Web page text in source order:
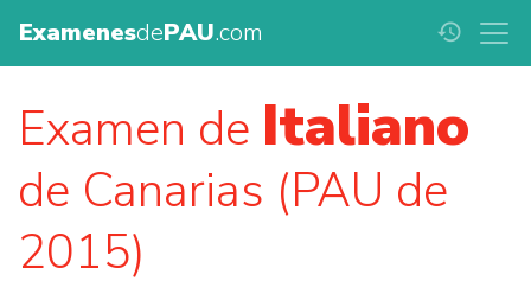
ExamenesdePAU.com history
Examen de Italiano
de Canarias (PAU de
2015)